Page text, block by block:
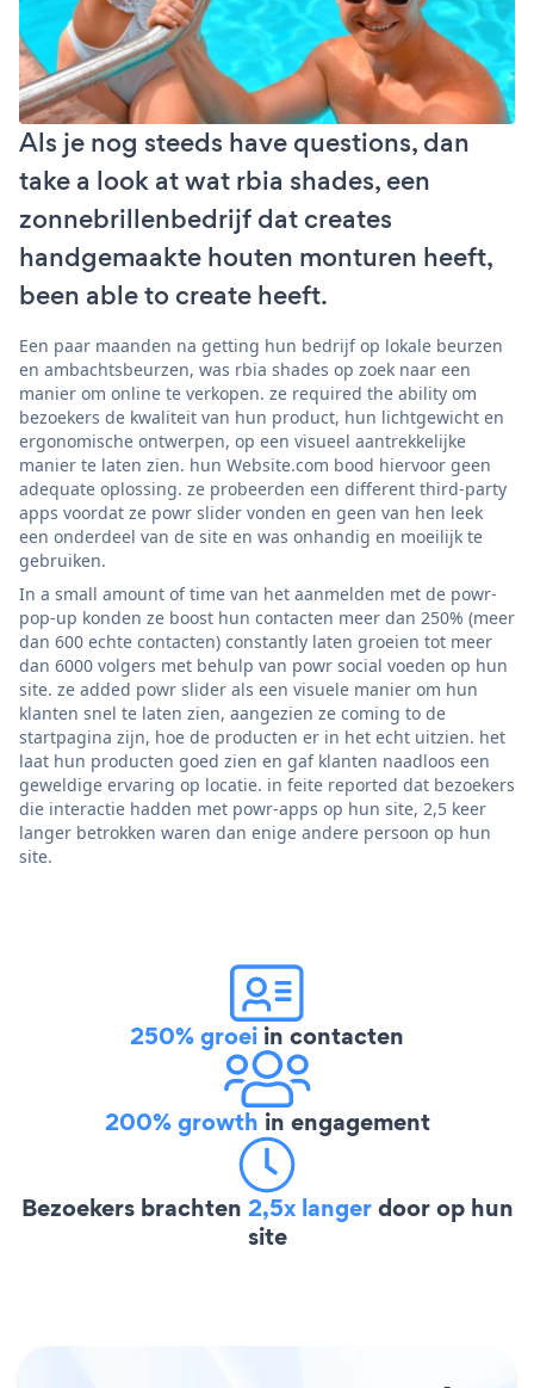
Als je nog steeds have questions, dan
take a look at wat rbia shades, een
zonnebrillenbedrijf dat creates
handgemaakte houten monturen heeft,
been able to create heeft.
Een paar maanden na getting hun bedrijf op lokale beurzen
en ambachtsbeurzen, was rbia shades op zoek naar een
manier om online te verkopen. ze required the ability om
bezoekers de kwaliteit van hun product, hun lichtgewicht en
ergonomische ontwerpen, op een visueel aantrekkelijke
manier te laten zien. hun Website.com bood hiervoor geen
adequate oplossing. ze probeerden een different third-party
apps voordat ze powr slider vonden en geen van hen leek
een onderdeel van de site en was onhandig en moeilijk te
gebruiken.
In a small amount of time van het aanmelden met de powr-
pop-up konden ze boost hun contacten meer dan 250% (meer
dan 600 echte contacten) constantly laten groeien tot meer
dan 6000 volgers met behulp van powr social voeden op hun
site. ze added powr slider als een visuele manier om hun
klanten snel te laten zien, aangezien ze coming to de
startpagina zijn, hoe de producten er in het echt uitzien. het
laat hun producten goed zien en gaf klanten naadloos een
geweldige ervaring op locatie. in feite reported dat bezoekers
die interactie hadden met powr-apps op hun site, 2,5 keer
langer betrokken waren dan enige andere persoon op hun
site.
250% groei in contacten
200% growth in engagement
Bezoekers brachten 2,5x langerdoor op hun
site